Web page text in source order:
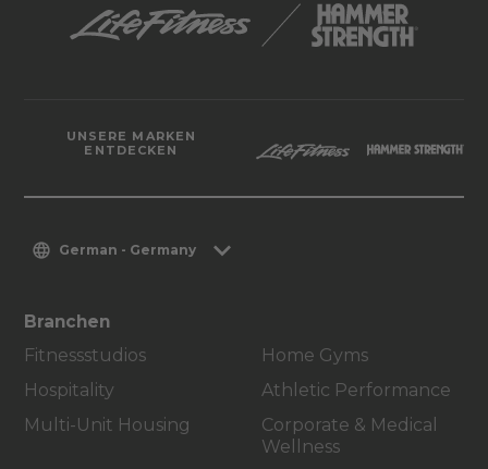
UNSERE MARKEN
ENTDECKEN
German - Germany
Branchen
Fitnessstudios
Hospitality
Multi-Unit Housing
Home Gyms
Athletic Performance
Corporate & Medical
Wellness